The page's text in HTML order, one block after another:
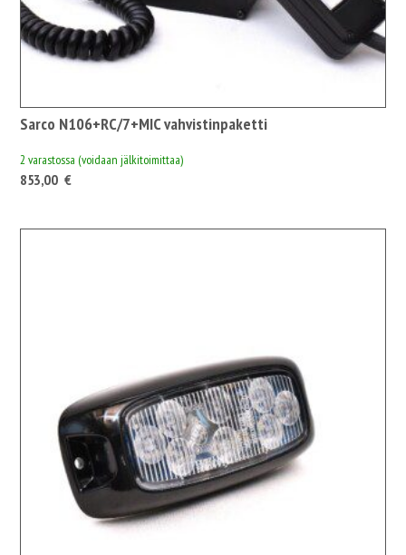
Sarco N106+RC/7+MIC vahvistinpaketti
2 varastossa (voidaan jälkitoimittaa)
853,00 €